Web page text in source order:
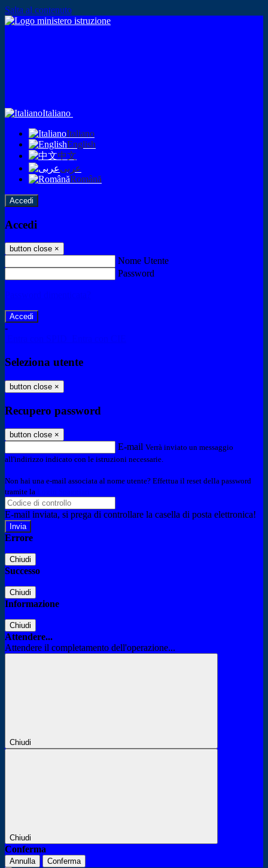
Salta al contenuto
Italiano
Italiano
English
中文
عربى
Română
Accedi
Accedi
button close ×
Nome Utente
Password
-
Seleziona utente
button close ×
Recupero password
button close ×
E-mail Verrà inviato un messaggio
all'indirizzo indicato con le istruzioni necessarie.
Non hai una e-mail associata al nome utente? Effettua il reset della password
tramite la
E-mail inviata, si prega di controllare la casella di posta elettronica!
Errore
Chiudi
Successo
Chiudi
Informazione
Chiudi
Attendere...
Attendere il completamento dell'operazione...
Chiudi
Chiudi
Conferma
Annulla Conferma